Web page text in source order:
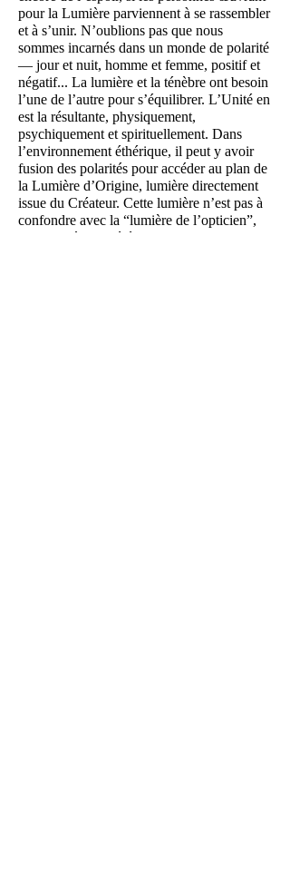
pour la Lumière parviennent à se rassembler
et à s’unir. N’oublions pas que nous
sommes incarnés dans un monde de polarité
— jour et nuit, homme et femme, positif et
négatif... La lumière et la ténèbre ont besoin
l’une de l’autre pour s’équilibrer. L’Unité en
est la résultante, physiquement,
psychiquement et spirituellement. Dans
l’environnement éthérique, il peut y avoir
fusion des polarités pour accéder au plan de
la Lumière d’Origine, lumière directement
issue du Créateur. Cette lumière n’est pas à
confondre avec la “lumière de l’opticien”,
cette lumière “libérée” qui sort toujours